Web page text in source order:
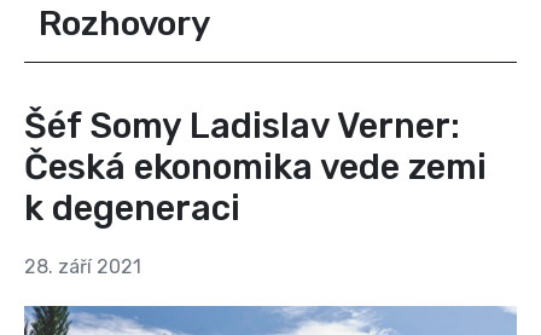
Rozhovory
Šéf Somy Ladislav Verner:
Česká ekonomika vede zemi
k degeneraci
28. září 2021